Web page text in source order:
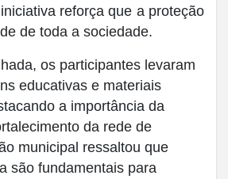
reforça que a proteção
de toda a sociedade.
os participantes levaram
educativas e materiais
a importância da
da rede de
municipal ressaltou que
são fundamentais para